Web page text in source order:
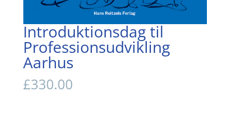
Introduktionsdag til
Professionsudvikling
Aarhus
£330.00